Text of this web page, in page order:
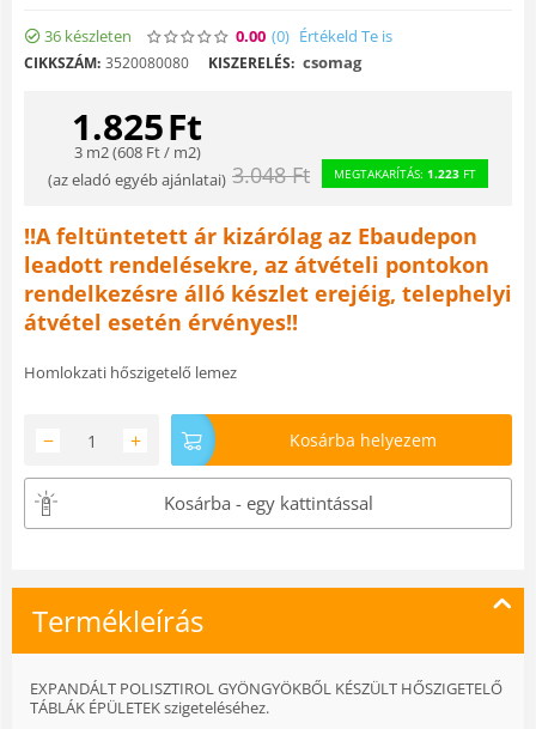
36 készleten 0.00 (0) Értékeld Te is
CIKKSZÁM: 3520080080 KISZERELÉS: csomag
1.825Ft
3 m2 (608Ft/ m2)
(az eladó egyéb ajánlatai) 3.048 Ft MEGTAKARÍTÁS: 1.223 FT
!!A feltüntetett ár kizárólag az Ebaudepon
leadott rendelésekre, az átvételi pontokon
rendelkezésre álló készlet erejéig, telephelyi
átvétel esetén érvényes!!
Homlokzati hőszigetelő lemez
+
− Kosárba helyezem
Kosárba - egy kattintással
Termékleírás
EXPANDÁLT POLISZTIROL GYÖNGYÖKBŐL KÉSZÜLT HŐSZIGETELŐ
TÁBLÁK ÉPÜLETEK szigeteléséhez.